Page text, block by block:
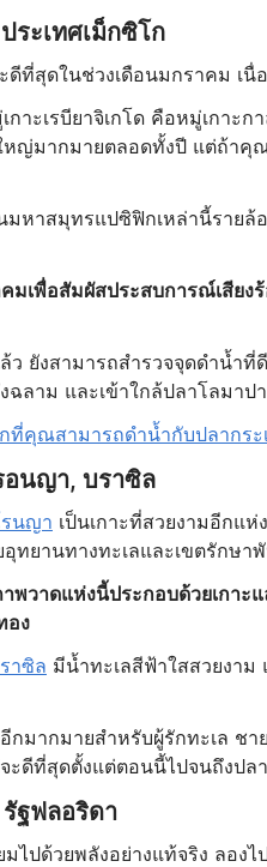
ระเทศเม็กซิโก
ดีที่สุดในช่วงเดือนมกราคม เนื่
กาะเรบียาจิเกโด คือหมู่เกาะ
หญ่มากมายตลอดทั้งปี แต่ถ้าคุ
มหาสมุทรแปซิฟิกเหล่านี้ราย
คมเพื่อสัมผัสประสบการณ์เสี
ยังสามารถสำรวจจุดดำน้ำ
ฉลาม และเข้าใกล้ปลาโลมา
ที่คุณสามารถดำน้ำกับปลากร
อนญา, บราซิล
รนญา เป็นเกาะที่สวยงามอีกแ
ทยานทางทะเลและเขตรักษ
พวาดแห่งนี้ประกอบด้วยเกาะ
อง
าซิล มีน้ำทะเลสีฟ้าใสสวยงาม
กมากมายสำหรับผู้รักทะเล ช
ะดีที่สุดตั้งแต่ตอนนี้ไปจนถึงปล
ฐฟลอริดา
ไปด้วยพลังอย่างแท้จริง ลอง